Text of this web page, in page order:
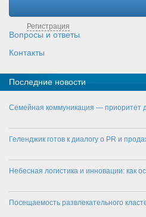
Регистрация
Вопросы и ответы
Контакты
Последние новости
Семейная коммуникация — приоритет
Геленджик готов к диалогу о PR и
Небесная логистика и инновации: как
Посещаемость развлекательного